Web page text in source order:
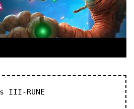
III-RUNE